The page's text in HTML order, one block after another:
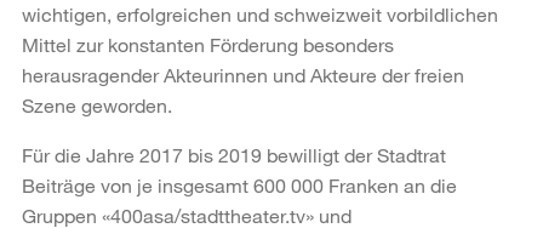
wichtigen, erfolgreichen und schweizweit vorbildlichen
Mittel zur konstanten Förderung besonders
herausragender Akteurinnen und Akteure der freien
Szene geworden.
Für die Jahre 2017 bis 2019 bewilligt der Stadtrat
Beiträge von je insgesamt 600 000 Franken an die
Gruppen «400asa/stadttheater.tv» und